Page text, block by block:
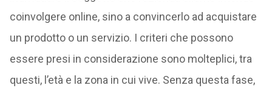
coinvolgere online, sino a convincerlo ad acquistare
un prodotto o un servizio. I criteri che possono
essere presi in considerazione sono molteplici, tra
questi, l’età e la zona in cui vive. Senza questa fase,